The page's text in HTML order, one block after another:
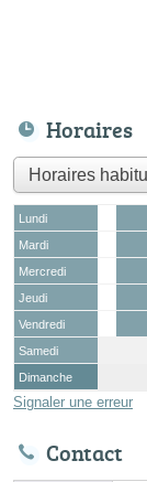
Horaires
Lundi
Mardi
Mercredi
Jeudi
Vendredi
Samedi
Dimanche
Signaler une erreur
Contact